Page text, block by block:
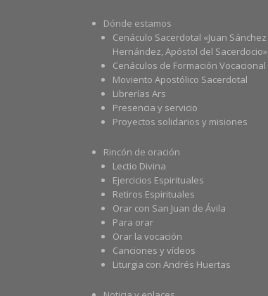
Dónde estamos
Cenáculo Sacerdotal «Juan Sánchez
Hernández, Apóstol del Sacerdocio»
Cenáculos de Formación Vocacional
Moviento Apostólico Sacerdotal
Librerías Ars
Presencia y servicio
Proyectos solidarios y misiones
Rincón de oración
Lectio Divina
Ejercicios Espirituales
Retiros Espirituales
Orar con San Juan de Ávila
Para orar
Orar la vocación
Canciones y vídeos
Liturgia con Andrés Huertas